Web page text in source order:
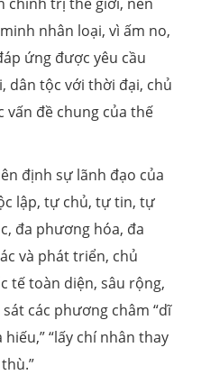
nhân loại, vì ấm no,
ứng được yêu cầu
dân tộc với thời đại, chủ
vấn đề chung của thế
định sự lãnh đạo của
lập, tự chủ, tự tin, tự
đa phương hóa, đa
và phát triển, chủ
tế toàn diện, sâu rộng,
các phương châm “dĩ
“lấy chí nhân thay